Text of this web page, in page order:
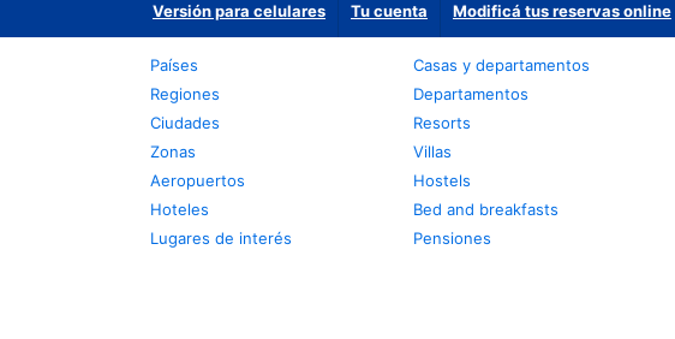
Versión para celulares Tu cuenta Modificá tus reservas online
Países
Regiones
Ciudades
Zonas
Aeropuertos
Hoteles
Lugares de interés
Casas y departamentos
Departamentos
Resorts
Villas
Hostels
Bed and breakfasts
Pensiones